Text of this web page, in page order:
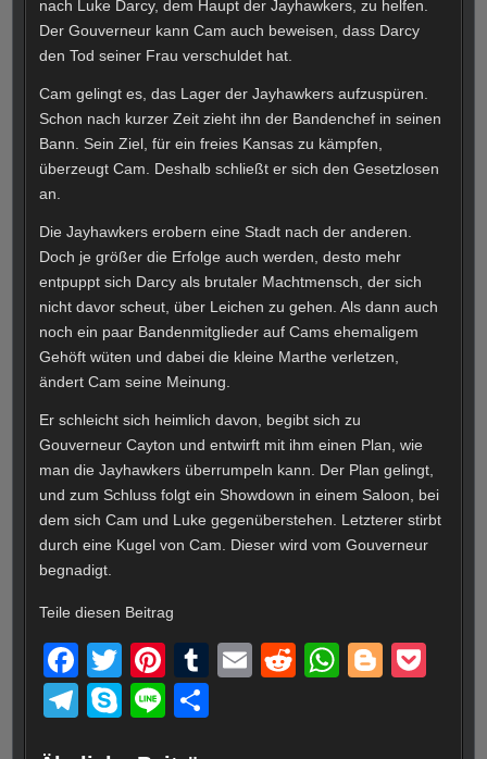
nach Luke Darcy, dem Haupt der Jayhawkers, zu helfen.
Der Gouverneur kann Cam auch beweisen, dass Darcy
den Tod seiner Frau verschuldet hat.
Cam gelingt es, das Lager der Jayhawkers aufzuspüren.
Schon nach kurzer Zeit zieht ihn der Bandenchef in seinen
Bann. Sein Ziel, für ein freies Kansas zu kämpfen,
überzeugt Cam. Deshalb schließt er sich den Gesetzlosen
an.
Die Jayhawkers erobern eine Stadt nach der anderen.
Doch je größer die Erfolge auch werden, desto mehr
entpuppt sich Darcy als brutaler Machtmensch, der sich
nicht davor scheut, über Leichen zu gehen. Als dann auch
noch ein paar Bandenmitglieder auf Cams ehemaligem
Gehöft wüten und dabei die kleine Marthe verletzen,
ändert Cam seine Meinung.
Er schleicht sich heimlich davon, begibt sich zu
Gouverneur Cayton und entwirft mit ihm einen Plan, wie
man die Jayhawkers überrumpeln kann. Der Plan gelingt,
und zum Schluss folgt ein Showdown in einem Saloon, bei
dem sich Cam und Luke gegenüberstehen. Letzterer stirbt
durch eine Kugel von Cam. Dieser wird vom Gouverneur
begnadigt.
Teile diesen Beitrag
F
a
c
T
wi
tt
Pi
nt
er
T
E
R
W
Bl
T
S
Li